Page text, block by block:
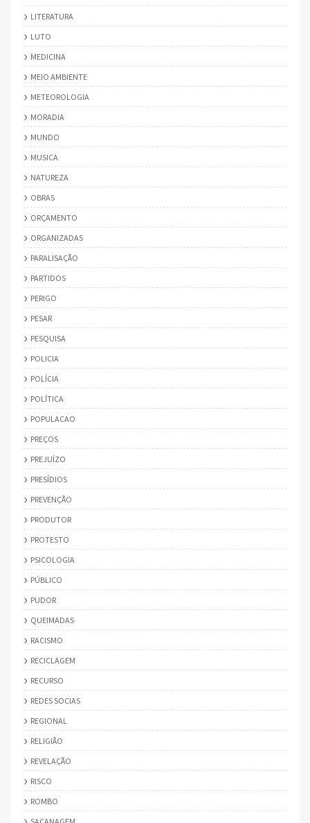
LITERATURA
LUTO
MEDICINA
MEIO AMBIENTE
METEOROLOGIA
MORADIA
MUNDO
MUSICA
NATUREZA
OBRAS
ORÇAMENTO
ORGANIZADAS
PARALISAÇÃO
PARTIDOS
PERIGO
PESAR
PESQUISA
POLICIA
POLÍCIA
POLÍTICA
POPULACAO
PREÇOS
PREJUÍZO
PRESÍDIOS
PREVENÇÃO
PRODUTOR
PROTESTO
PSICOLOGIA
PÚBLICO
PUDOR
QUEIMADAS
RACISMO
RECICLAGEM
RECURSO
REDES SOCIAS
REGIONAL
RELIGIÃO
REVELAÇÃO
RISCO
ROMBO